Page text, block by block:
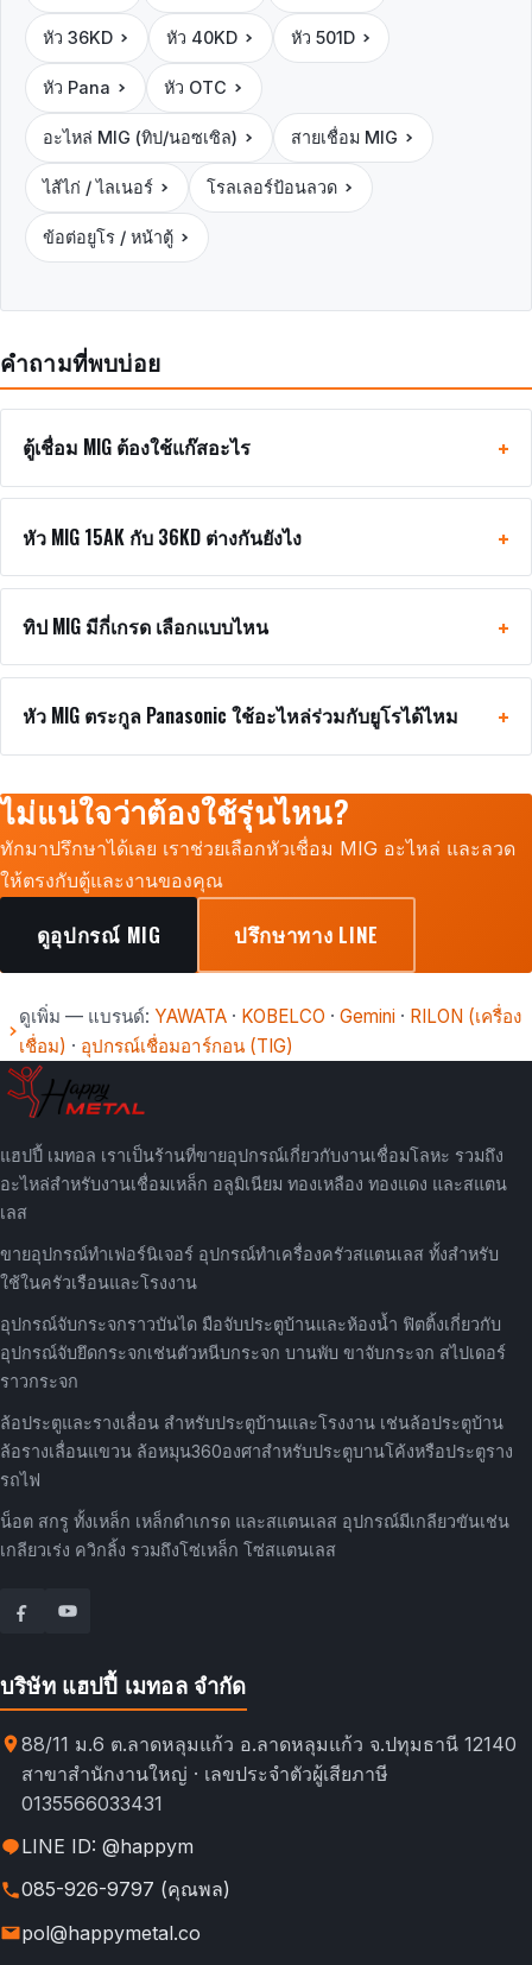
หัว 36KD หัว 40KD หัว 501D
หัว Pana หัว OTC
อะไหล่ MIG (ทิป/นอซเซิล) สายเชื่อม MIG
ไส้ไก่ / ไลเนอร์ โรลเลอร์ป้อนลวด
ข้อต่อยูโร / หน้าตู้
คำถามที่พบบ่อย
ตู้เชื่อม MIG ต้องใช้แก๊สอะไร
หัว MIG 15AK กับ 36KD ต่างกันยังไง
ทิป MIG มีกี่เกรด เลือกแบบไหน
หัว MIG ตระกูล Panasonic ใช้อะไหล่ร่วมกับยูโรได้ไหม
ไม่แน่ใจว่าต้องใช้รุ่นไหน?
ทักมาปรึกษาได้เลย เราช่วยเลือกหัวเชื่อม MIG อะไหล่ และลวด
ให้ตรงกับตู้และงานของคุณ
ดูอุปกรณ์ MIG ปรึกษาทาง LINE
ดูเพิ่ม — แบรนด์: YAWATA · KOBELCO · Gemini · RILON (เครื่อง
เชื่อม) · อุปกรณ์เชื่อมอาร์กอน (TIG)
แฮปปี้ เมทอล เราเป็นร้านที่ขายอุปกรณ์เกี่ยวกับงานเชื่อมโลหะ รวมถึง
อะไหล่สำหรับงานเชื่อมเหล็ก อลูมิเนียม ทองเหลือง ทองแดง และสแตน
เลส
ขายอุปกรณ์ทำเฟอร์นิเจอร์ อุปกรณ์ทำเครื่องครัวสแตนเลส ทั้งสำหรับ
ใช้ในครัวเรือนและโรงงาน
อุปกรณ์จับกระจกราวบันได มือจับประตูบ้านและห้องน้ำ ฟิตติ้งเกี่ยวกับ
อุปกรณ์จับยึดกระจกเช่นตัวหนีบกระจก บานพับ ขาจับกระจก สไปเดอร์
ราวกระจก
ล้อประตูและรางเลื่อน สำหรับประตูบ้านและโรงงาน เช่นล้อประตูบ้าน
ล้อรางเลื่อนแขวน ล้อหมุน360องศาสำหรับประตูบานโค้งหรือประตูราง
รถไฟ
น็อต สกรู ทั้งเหล็ก เหล็กดำเกรด และสแตนเลส อุปกรณ์มีเกลียวขันเช่น
เกลียวเร่ง ควิกลิ้ง รวมถึงโซ่เหล็ก โซ่สแตนเลส
บริษัท แฮปปี้ เมทอล จำกัด
88/11 ม.6 ต.ลาดหลุมแก้ว อ.ลาดหลุมแก้ว จ.ปทุมธานี 12140
สาขาสำนักงานใหญ่ · เลขประจำตัวผู้เสียภาษี
0135566033431
LINE ID: @happym
085-926-9797 (คุณพล)
pol@happymetal.co